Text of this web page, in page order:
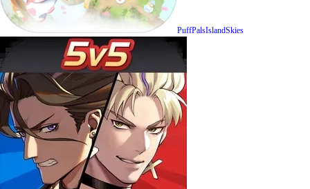
PuffPalsIslandSkies